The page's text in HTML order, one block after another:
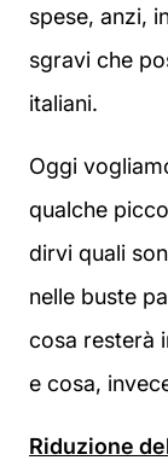
spese, anzi,
sgravi che
italiani.
Oggi
qualche
dirvi quali
nelle buste
cosa resterà
e cosa,
Riduzione